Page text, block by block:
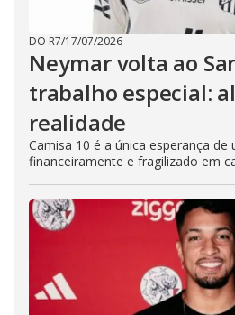
DO R7/17/07/2026
Neymar volta ao
trabalho especial:
realidade
Camisa 10 é a única esperança de
financeiramente e fragilizado em